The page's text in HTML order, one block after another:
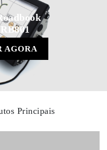
AGORA
Principais